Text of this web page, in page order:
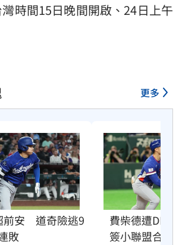
時間15日晚間開啟、24日上午
更多
安　道奇險逃9
敗
費柴德遭DFA
簽小聯盟合約